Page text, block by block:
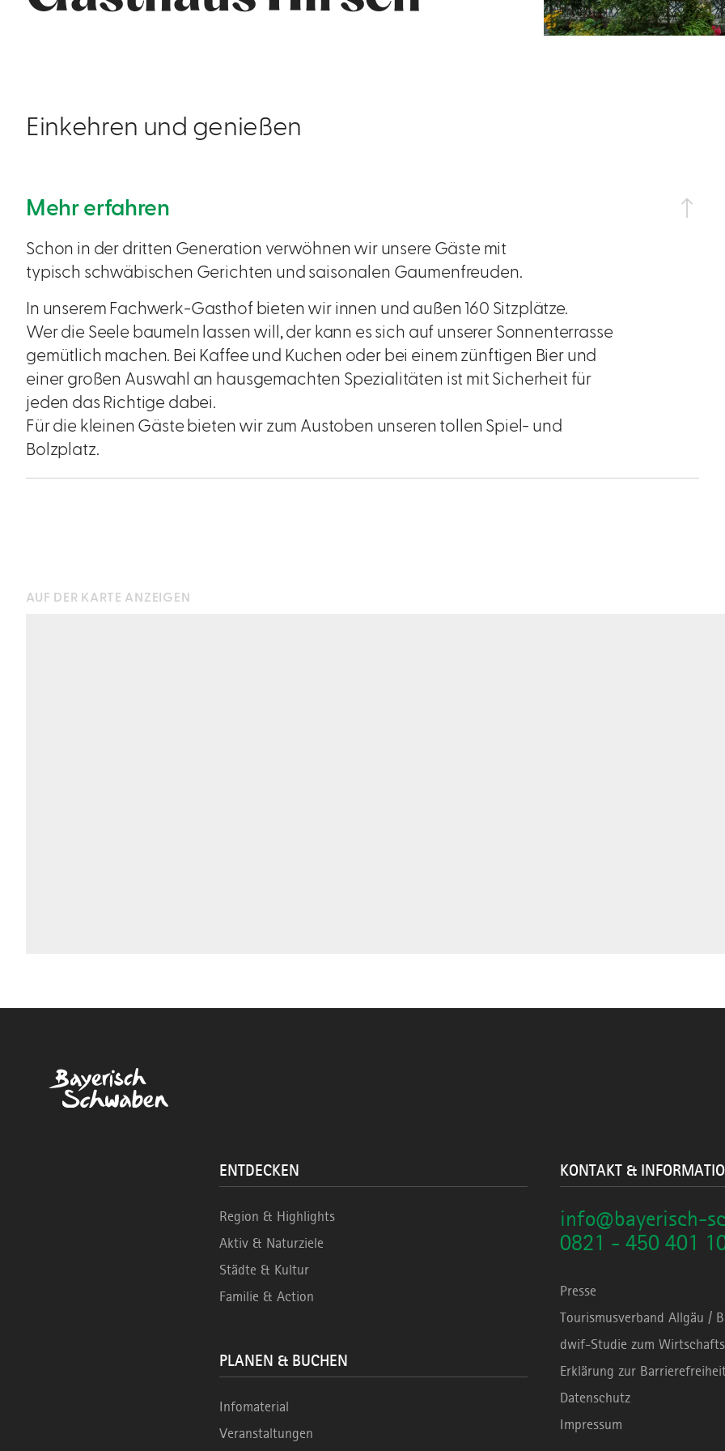
Einkehren und genießen
Mehr erfahren
Schon in der dritten Generation verwöhnen wir unsere Gäste mit
typisch schwäbischen Gerichten und saisonalen Gaumenfreuden.
In unserem Fachwerk-Gasthof bieten wir innen und außen 160 Sitzplätze.
Wer die Seele baumeln lassen will, der kann es sich auf unserer Sonnenterrasse
gemütlich machen. Bei Kaffee und Kuchen oder bei einem zünftigen Bier und
einer großen Auswahl an hausgemachten Spezialitäten ist mit Sicherheit für
jeden das Richtige dabei.
Für die kleinen Gäste bieten wir zum Austoben unseren tollen Spiel- und
Bolzplatz.
AUF DER KARTE ANZEIGEN
ENTDECKEN
Region & Highlights
Aktiv & Naturziele
Städte & Kultur
Familie & Action
PLANEN & BUCHEN
Infomaterial
Veranstaltungen
KONTAKT &
info@bayerisch-
0821 - 450 401
Presse
Tourismusverband Allgäu /
dwif-Studie zum
Erklärung zur
Datenschutz
Impressum